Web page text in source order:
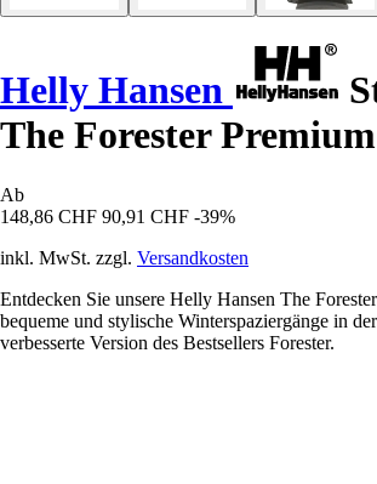
Helly Hansen
The Forester Premium
Ab
148,86 CHF 90,91 CHF -39%
inkl. MwSt. zzgl. Versandkosten
Entdecken Sie unsere Helly Hansen The
bequeme und stylische Winterspaziergänge in
verbesserte Version des Bestsellers Forester.